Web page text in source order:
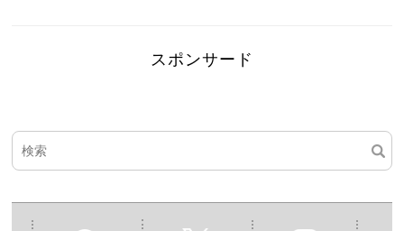
スポンサード